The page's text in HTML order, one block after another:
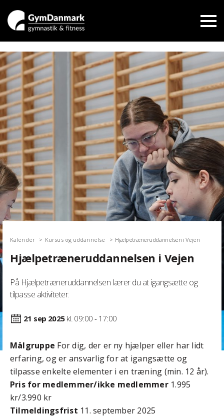
Kalender Kursus og uddannelse Hjælpetræneruddannelsen i Vejen
Hjælpetræneruddannelsen i Vejen
På Hjælpetræneruddannelsen lærer du at igangsætte og
tilpasse aktiviteter.
21 sep 2025kl. 09:00 - 17:00
Målgruppe For dig, der er ny hjælper eller har lidt
erfaring, og er ansvarlig for at igangsætte og
tilpasse enkelte elementer i en træning (min. 12 år).
Pris for medlemmer/ikke medlemmer1.995
kr/3.990 kr
Tilmeldingsfrist 11. september 2025